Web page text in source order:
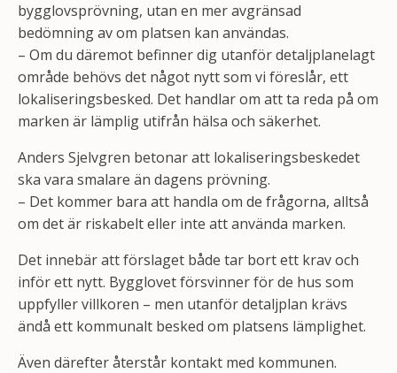
bygglovsprövning, utan en mer avgränsad
bedömning av om platsen kan användas.
– Om du däremot befinner dig utanför detaljplanelagt
område behövs det något nytt som vi föreslår, ett
lokaliseringsbesked. Det handlar om att ta reda på om
marken är lämplig utifrån hälsa och säkerhet.
Anders Sjelvgren betonar att lokaliseringsbeskedet
ska vara smalare än dagens prövning.
– Det kommer bara att handla om de frågorna, alltså
om det är riskabelt eller inte att använda marken.
Det innebär att förslaget både tar bort ett krav och
inför ett nytt. Bygglovet försvinner för de hus som
uppfyller villkoren – men utanför detaljplan krävs
ändå ett kommunalt besked om platsens lämplighet.
Även därefter återstår kontakt med kommunen.